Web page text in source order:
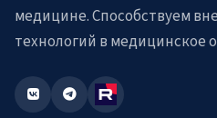
медицине. Способствуем
технологий в медицинское